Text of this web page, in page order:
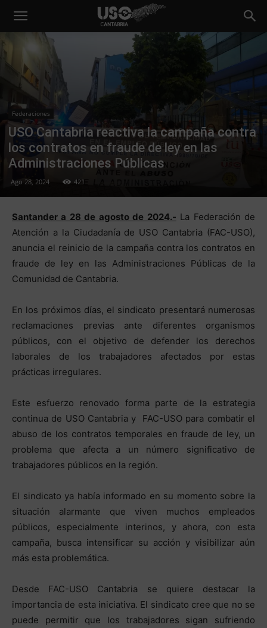
Federaciones
USO Cantabria reactiva la campaña contra
los contratos en fraude de ley en las
Administraciones Públicas
Ago 28, 2024 421
Santander a 28 de agosto de 2024.- La Federación de
Atención a la Ciudadanía de USO Cantabria (FAC-USO),
anuncia el reinicio de la campaña contra los contratos en
fraude de ley en las Administraciones Públicas de la
Comunidad de Cantabria.
En los próximos días, el sindicato presentará numerosas
reclamaciones previas ante diferentes organismos
públicos, con el objetivo de defender los derechos
laborales de los trabajadores afectados por estas
prácticas irregulares.
Este esfuerzo renovado forma parte de la estrategia
continua de USO Cantabria y FAC-USO para combatir el
abuso de los contratos temporales en fraude de ley, un
problema que afecta a un número significativo de
trabajadores públicos en la región.
El sindicato ya había informado en su momento sobre la
situación alarmante que viven muchos empleados
públicos, especialmente interinos, y ahora, con esta
campaña, busca intensificar su acción y visibilizar aún
más esta problemática.
Desde FAC-USO Cantabria se quiere destacar la
importancia de esta iniciativa. El sindicato cree que no se
puede permitir que los trabajadores sigan sufriendo